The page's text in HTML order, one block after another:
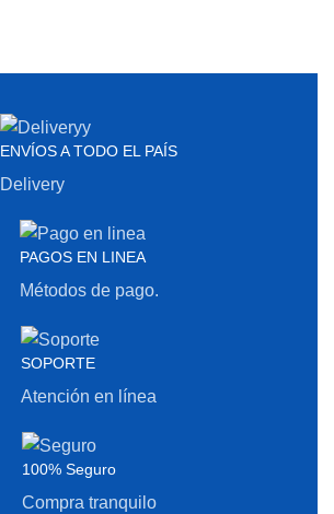
ENVÍOS A TODO EL PAÍS
Delivery
PAGOS EN LINEA
Métodos de pago.
SOPORTE
Atención en línea
100% Seguro
Compra tranquilo